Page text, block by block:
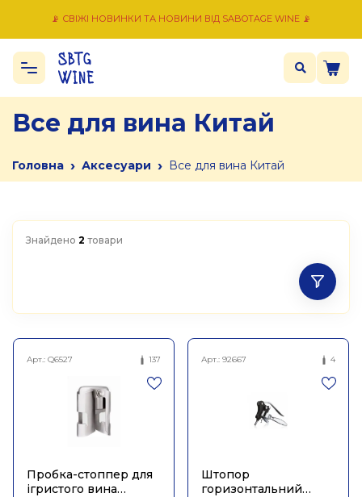
📡 СВІЖІ НОВИНКИ ТА НОВИНИ ВІД SABOTAGE WINE 📡
Все для вина Китай
Головна › Аксесуари › Все для вина Китай
Знайдено 2 товари
Арт.: Q6527 137
Пробка-стоппер для
ігристого вина
Арт.: 92667 4
Штопор
горизонтальний